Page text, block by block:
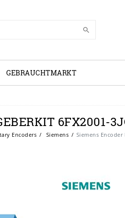
GEBRAUCHTMARKT
6FX2001-
Encoders Siemens Siemens Encoder